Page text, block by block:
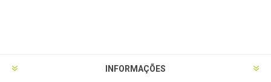
INFORMAÇÕES